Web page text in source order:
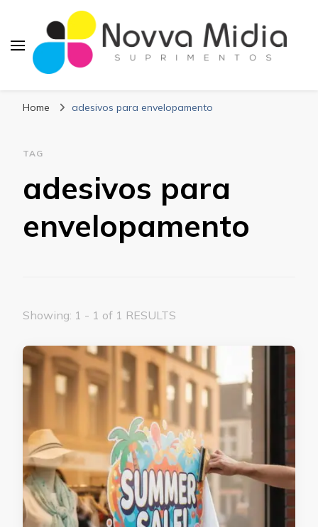
Suprimentos
Home adesivos para envelopamento
TAG
adesivos para
envelopamento
Showing: 1 - 1 of 1 RESULTS